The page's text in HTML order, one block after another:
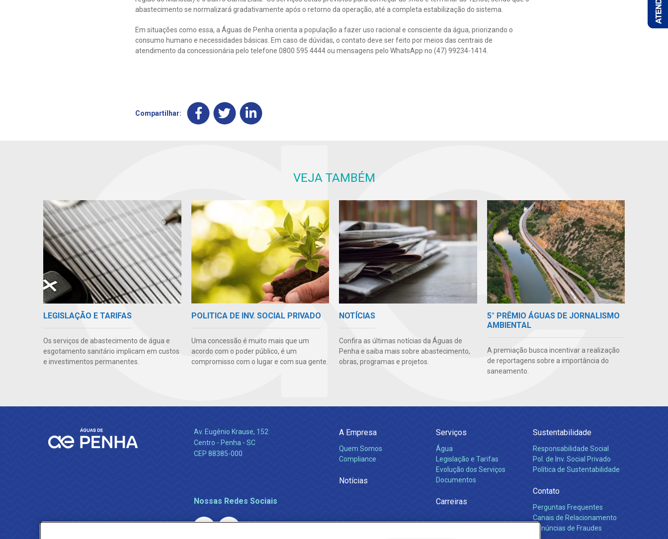
abastecimento se normalizará gradativamente após o retorno da operação, até a completa estabilização do sistema.
Em situações como essa, a Águas de Penha orienta a população a fazer uso racional e consciente da água, priorizando o
consumo humano e necessidades básicas. Em caso de dúvidas, o contato deve ser feito por meios das centrais de
atendimento da concessionária pelo telefone 0800 595 4444 ou mensagens pelo WhatsApp no (47) 99234-1414.
Compartilhar:
VEJA TAMBÉM
LEGISLAÇÃO E TARIFAS
Os serviços de abastecimento de água e
esgotamento sanitário implicam em custos
e investimentos permanentes.
POLITICA DE INV. SOCIAL PRIVADO
Uma concessão é muito mais que um
acordo com o poder público, é um
compromisso com o lugar e com sua gente.
NOTÍCIAS
Confira as últimas notícias da Águas de
Penha e saiba mais sobre abastecimento,
obras, programas e projetos.
5° PRÊMIO ÁGUAS DE JORNALISMO
AMBIENTAL
A premiação busca incentivar a realização
de reportagens sobre a importância do
saneamento.
Av. Eugênio Krause, 152
Centro - Penha - SC
CEP 88385-000
Nossas Redes Sociais
A Empresa
Quem Somos
Compliance
Notícias
Serviços
Água
Legislação e Tarifas
Evolução dos Serviços
Documentos
Carreiras
Sustentabilidade
Responsabilidade Social
Pol. de Inv. Social Privado
Política de Sustentabilidade
Contato
Perguntas Frequentes
Canais de Relacionamento
Denúncias de Fraudes